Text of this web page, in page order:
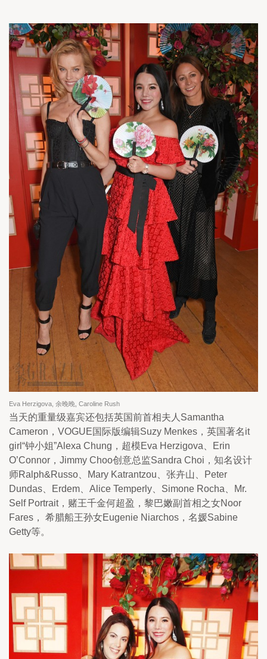
Eva Herzigova, 余晚晚, Caroline Rush
当天的重量级嘉宾还包括英国前首相夫人Samantha
Cameron，VOGUE国际版编辑Suzy Menkes，英国著名it
girl“钟小姐”Alexa Chung，超模Eva Herzigova、Erin
O’Connor，Jimmy Choo创意总监Sandra Choi，知名设计
师Ralph&Russo、Mary Katrantzou、张卉山、Peter
Dundas、Erdem、Alice Temperly、Simone Rocha、Mr.
Self Portrait，赌王千金何超盈，黎巴嫩副首相之女Noor
Fares， 希腊船王孙女Eugenie Niarchos，名媛Sabine
Getty等。